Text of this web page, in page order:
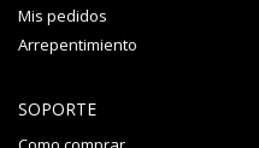
Mis pedidos
Arrepentimiento
SOPORTE